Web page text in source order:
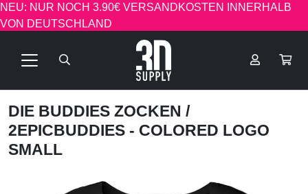
NEU: NUR NOCH 3.90€ VERSANDKOSTEN INNERHALB
VON DEUTSCHLAND
DIE BUDDIES ZOCKEN /
2EPICBUDDIES - COLORED LOGO
SMALL